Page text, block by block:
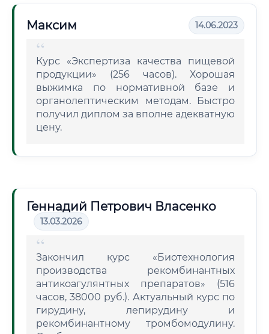
Максим 14.06.2023
Курс «Экспертиза качества пищевой
продукции» (256 часов). Хорошая
выжимка по нормативной базе и
органолептическим методам. Быстро
получил диплом за вполне адекватную
цену.
Геннадий Петрович Власенко
13.03.2026
Закончил курс «Биотехнология
производства рекомбинантных
антикоагулянтных препаратов» (516
часов, 38000 руб.). Актуальный курс по
гирудину, лепирудину и
рекомбинантному тромбомодулину.